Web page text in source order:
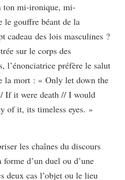
ton mi-ironique, mi-
le gouffre béant de la
cadeau des lois masculines ?
sur le corps des
l’énonciatrice préfère le salut
la mort : « Only let down the
If it were death // I would
of it, its timeless eyes. »
les chaînes du discours
d’un duel ou d’une
deux cas l’objet ou le lieu